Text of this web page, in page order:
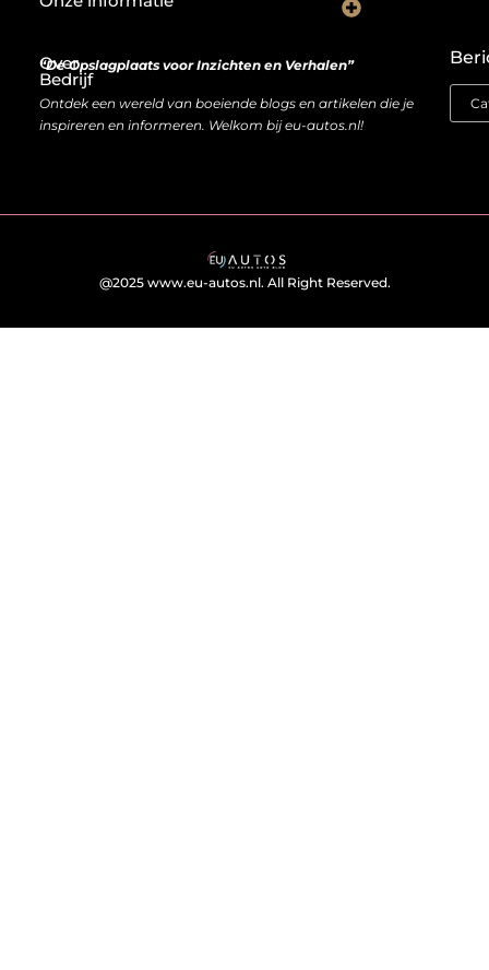
Over
Bedrijf
“De Opslagplaats voor Inzichten en Verhalen”
Ontdek een wereld van boeiende blogs en artikelen die je
inspireren en informeren. Welkom bij eu-autos.nl!
@2025 www.eu-autos.nl. All Right Reserved.